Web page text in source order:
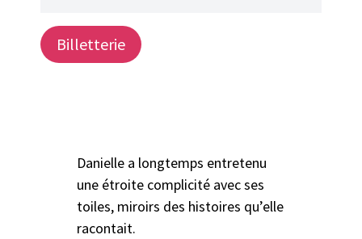
Billetterie
Danielle a longtemps entretenu
une étroite complicité avec ses
toiles, miroirs des histoires qu’elle
racontait.